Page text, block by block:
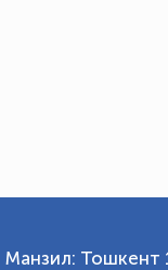
Манзил: Тошкент